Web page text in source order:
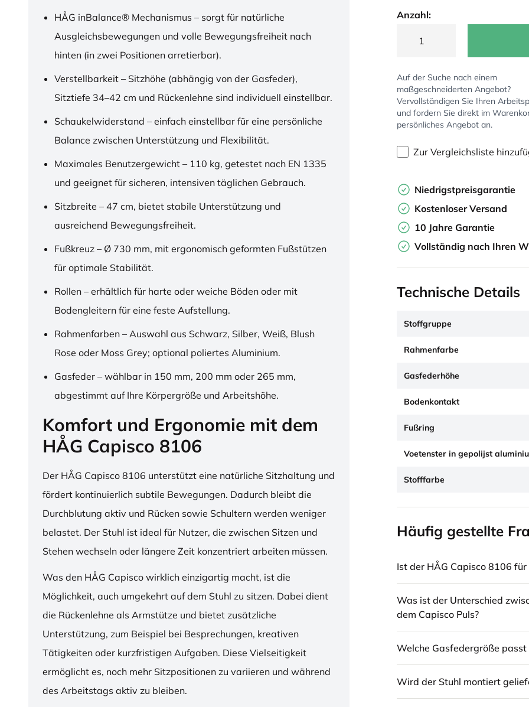
HÅG inBalance® Mechanismus – sorgt für natürliche
Ausgleichsbewegungen und volle Bewegungsfreiheit nach
hinten (in zwei Positionen arretierbar).
Verstellbarkeit – Sitzhöhe (abhängig von der Gasfeder),
Sitztiefe 34–42 cm und Rückenlehne sind individuell einstellbar.
Schaukelwiderstand – einfach einstellbar für eine persönliche
Balance zwischen Unterstützung und Flexibilität.
Maximales Benutzergewicht – 110 kg, getestet nach EN 1335
und geeignet für sicheren, intensiven täglichen Gebrauch.
Sitzbreite – 47 cm, bietet stabile Unterstützung und
ausreichend Bewegungsfreiheit.
Fußkreuz – Ø 730 mm, mit ergonomisch geformten Fußstützen
für optimale Stabilität.
Rollen – erhältlich für harte oder weiche Böden oder mit
Bodengleitern für eine feste Aufstellung.
Rahmenfarben – Auswahl aus Schwarz, Silber, Weiß, Blush
Rose oder Moss Grey; optional poliertes Aluminium.
Gasfeder – wählbar in 150 mm, 200 mm oder 265 mm,
abgestimmt auf Ihre Körpergröße und Arbeitshöhe.
Komfort und Ergonomie mit dem
HÅG Capisco 8106
Der HÅG Capisco 8106 unterstützt eine natürliche Sitzhaltung und
fördert kontinuierlich subtile Bewegungen. Dadurch bleibt die
Durchblutung aktiv und Rücken sowie Schultern werden weniger
belastet. Der Stuhl ist ideal für Nutzer, die zwischen Sitzen und
Stehen wechseln oder längere Zeit konzentriert arbeiten müssen.
Was den HÅG Capisco wirklich einzigartig macht, ist die
Möglichkeit, auch umgekehrt auf dem Stuhl zu sitzen. Dabei dient
die Rückenlehne als Armstütze und bietet zusätzliche
Unterstützung, zum Beispiel bei Besprechungen, kreativen
Tätigkeiten oder kurzfristigen Aufgaben. Diese Vielseitigkeit
ermöglicht es, noch mehr Sitzpositionen zu variieren und während
des Arbeitstags aktiv zu bleiben.
Anzahl:
Auf der Suche nach einem
maßgeschneiderten Angebot?
Vervollständigen Sie Ihren
und fordern Sie direkt im
persönliches Angebot an.
Zur Vergleichsliste
Niedrigstpreisgarantie
Kostenloser Versand
10 Jahre Garantie
Vollständig nach Ihren
Technische Details
Stoffgruppe
Rahmenfarbe
Gasfederhöhe
Bodenkontakt
Fußring
Voetenster in gepolijst
Stofffarbe
Häufig gestellte
Ist der HÅG Capisco 8106
Was ist der Unterschied
dem Capisco Puls?
Welche Gasfedergröße passt
Wird der Stuhl montiert